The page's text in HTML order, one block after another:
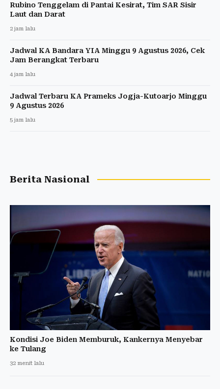
Rubino Tenggelam di Pantai Kesirat, Tim SAR Sisir
Laut dan Darat
2 jam lalu
Jadwal KA Bandara YIA Minggu 9 Agustus 2026, Cek
Jam Berangkat Terbaru
4 jam lalu
Jadwal Terbaru KA Prameks Jogja-Kutoarjo Minggu
9 Agustus 2026
5 jam lalu
Berita Nasional
Kondisi Joe Biden Memburuk, Kankernya Menyebar
ke Tulang
32 menit lalu